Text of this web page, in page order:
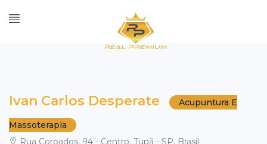
Ivan Carlos Desperate Acupuntura E
Massoterapia
Rua Coroados, 94 - Centro, Tupã - SP, Brasil